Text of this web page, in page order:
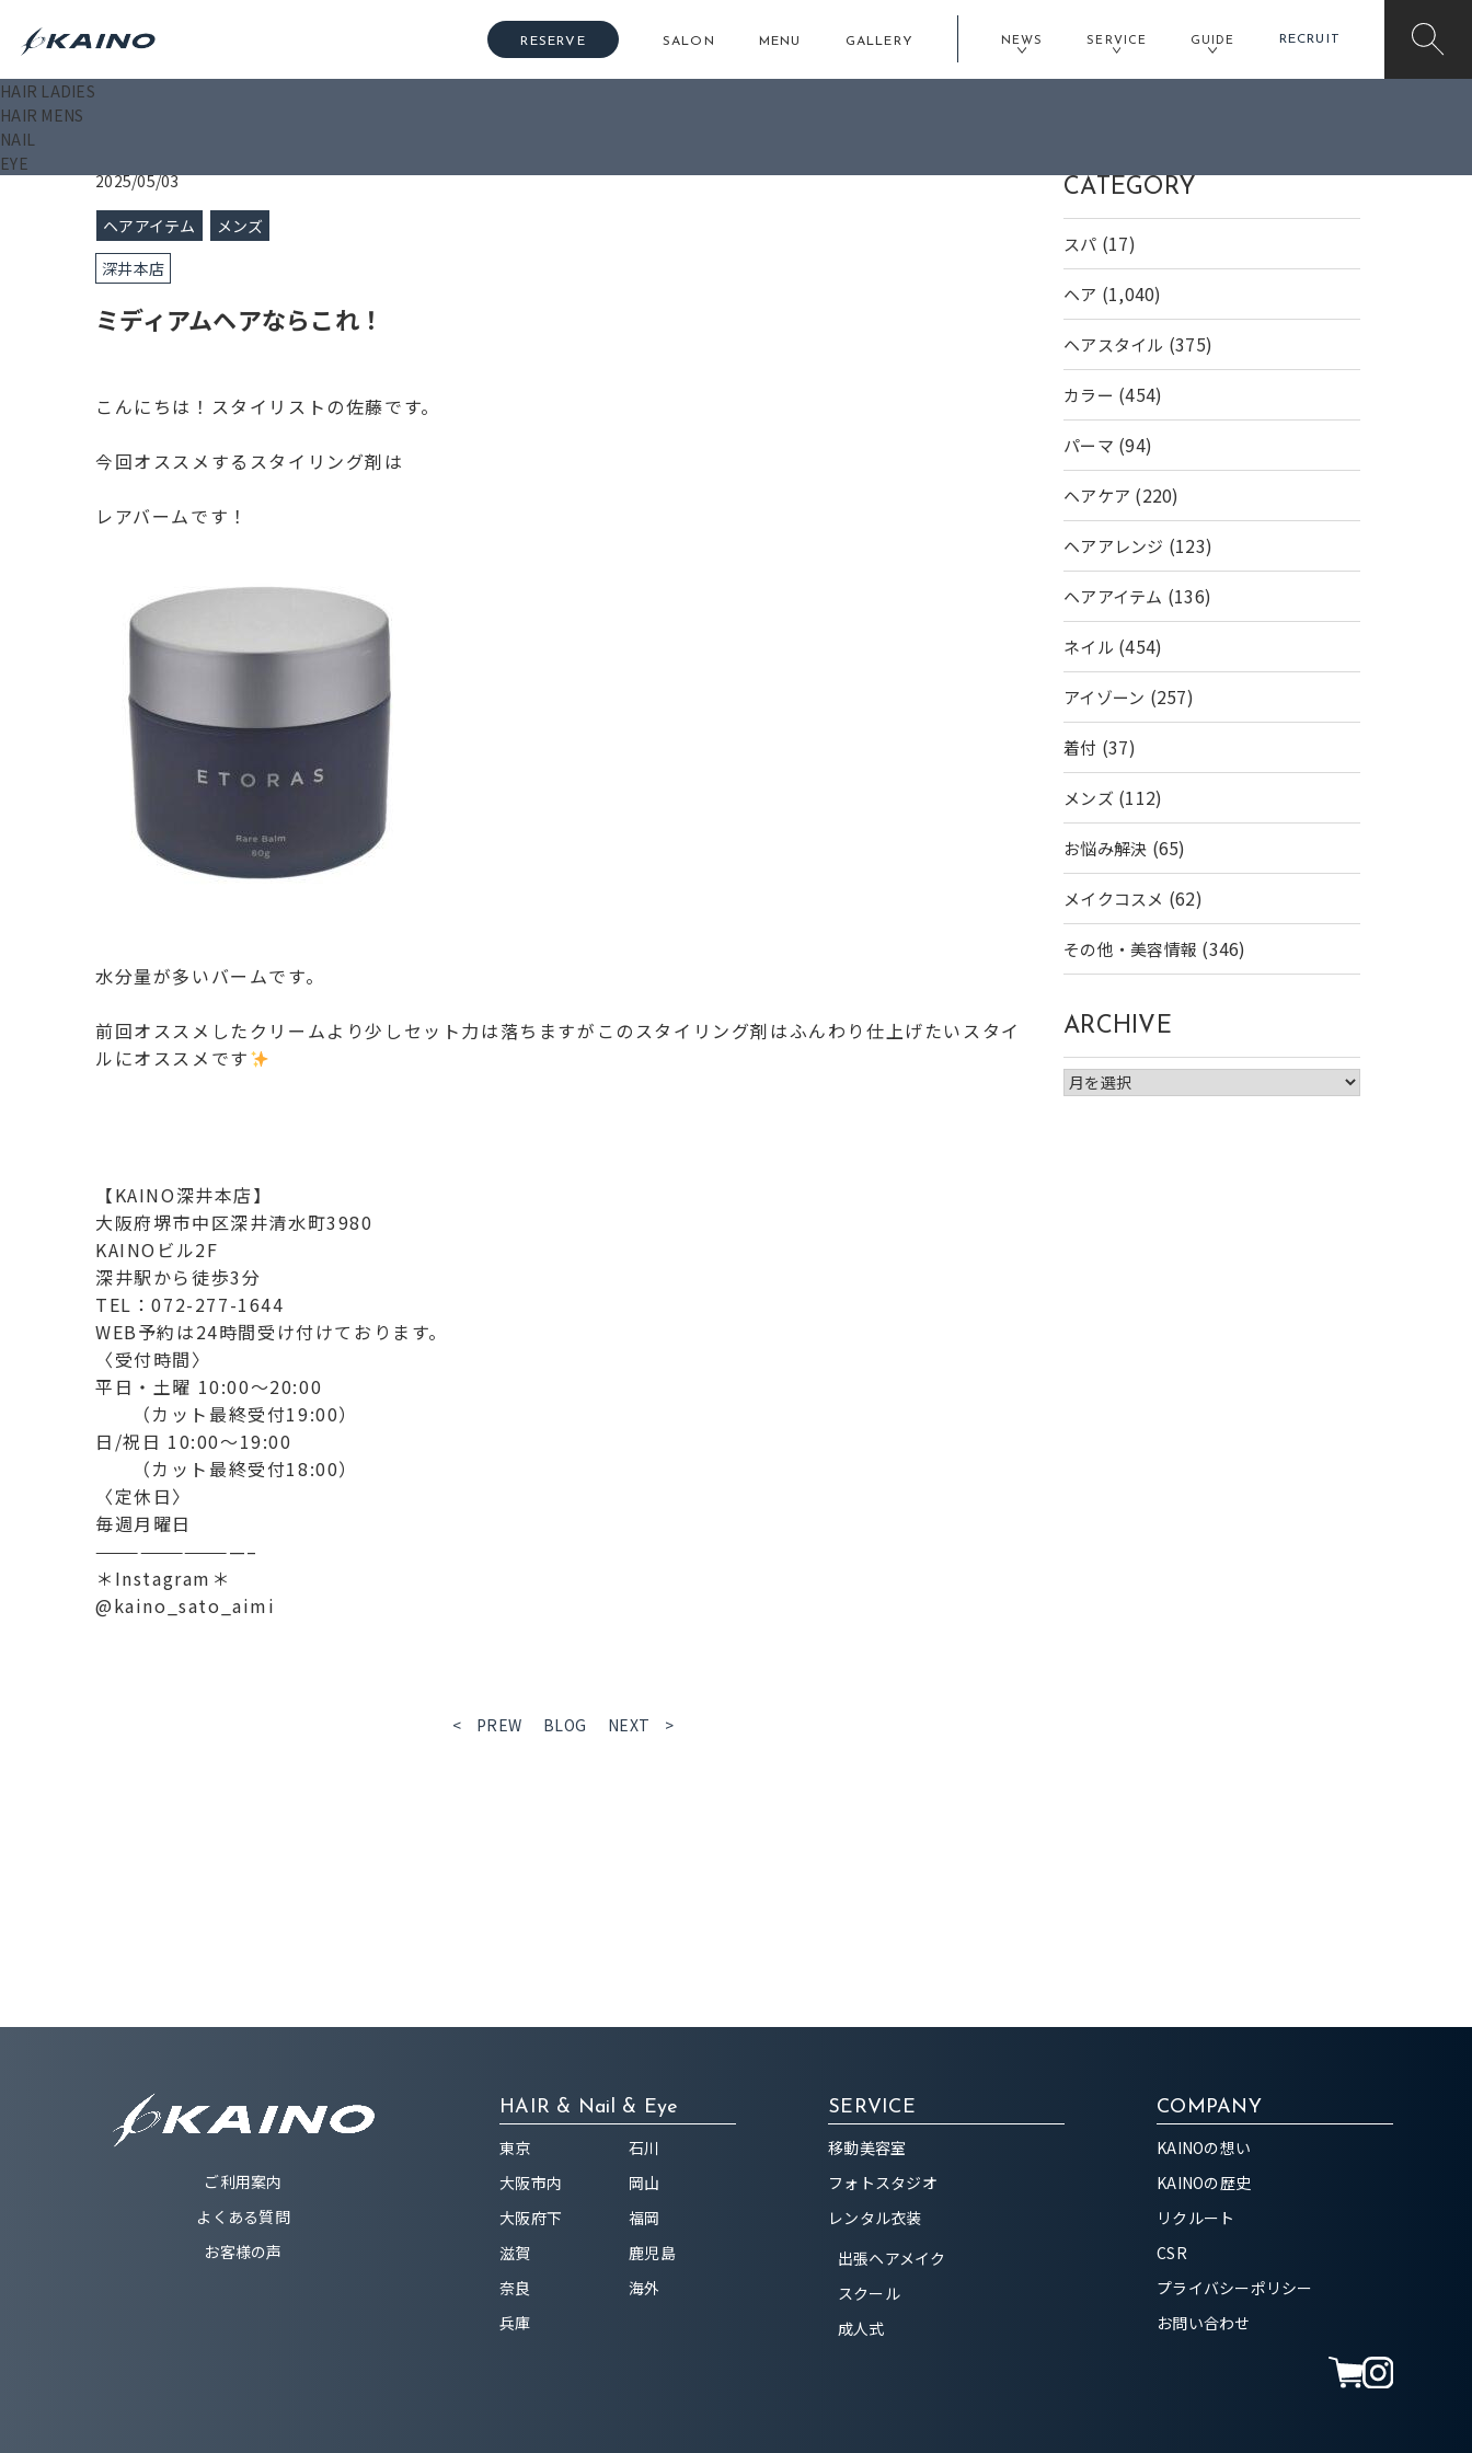
RESERVE SALON MENU GALLERY NEWS SERVICE GUIDE RECRUIT
HAIR LADIES
HAIR MENS
NAIL
EYE
2025/05/03
ヘアアイテム
メンズ
深井本店
ミディアムヘアならこれ！
こんにちは！スタイリストの佐藤です。
今回オススメするスタイリング剤は
レアバームです！
水分量が多いバームです。
前回オススメしたクリームより少しセット力は落ちますがこのスタイリング剤はふんわり仕上げたいスタイ
ルにオススメです
【KAINO深井本店】
大阪府堺市中区深井清水町3980
KAINOビル2F
深井駅から徒歩3分
TEL：072-277-1644
WEB予約は24時間受け付けております。
〈受付時間〉
平日・土曜 10:00〜20:00
（カット最終受付19:00）
日/祝日 10:00～19:00
（カット最終受付18:00）
〈定休日〉
毎週月曜日
——————————–
＊Instagram＊
@kaino_sato_aimi
< PREW BLOG NEXT >
CATEGORY
スパ (17)
ヘア (1,040)
ヘアスタイル (375)
カラー (454)
パーマ (94)
ヘアケア (220)
ヘアアレンジ (123)
ヘアアイテム (136)
ネイル (454)
アイゾーン (257)
着付 (37)
メンズ (112)
お悩み解決 (65)
メイクコスメ (62)
その他・美容情報 (346)
ARCHIVE
ご利用案内
よくある質問
お客様の声
HAIR & Nail & Eye
東京
大阪市内
大阪府下
滋賀
奈良
兵庫
石川
岡山
福岡
鹿児島
海外
SERVICE
移動美容室
フォトスタジオ
レンタル衣装
出張ヘアメイク
スクール
成人式
COMPANY
KAINOの想い
KAINOの歴史
リクルート
CSR
プライバシーポリシー
お問い合わせ